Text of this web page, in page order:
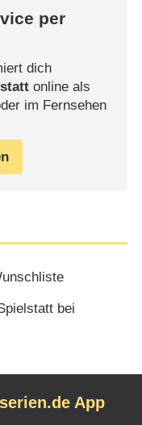
per
dich
online als
im Fernsehen
bei
App